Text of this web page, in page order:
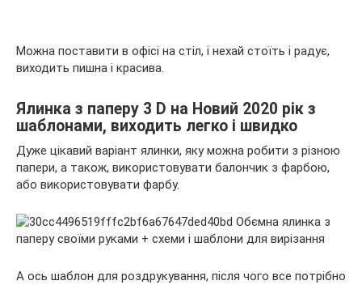
Можна поставити в офісі на стіл, і нехай стоїть і радує,
виходить пишна і красива.
Ялинка з паперу 3 D на Новий 2020 рік з
шаблонами, виходить легко і швидко
Дуже цікавий варіант ялинки, яку можна робити з різною
папери, а також, використовувати балончик з фарбою,
або використовувати фарбу.
А ось шаблон для роздрукування, після чого все потрібно